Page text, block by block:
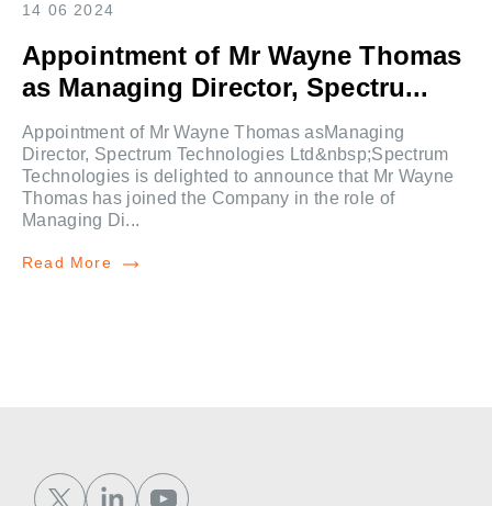
14 06 2024
Appointment of Mr Wayne Thomas
as Managing Director, Spectru...
Appointment of Mr Wayne Thomas asManaging
Director, Spectrum Technologies Ltd&nbsp;Spectrum
Technologies is delighted to announce that Mr Wayne
Thomas has joined the Company in the role of
Managing Di...
Read More